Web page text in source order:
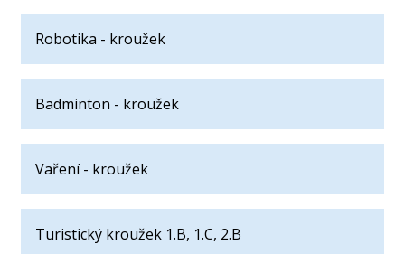
Robotika - kroužek
Badminton - kroužek
Vaření - kroužek
Turistický kroužek 1.B, 1.C, 2.B